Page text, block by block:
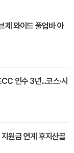
제 와이드 풀업바 아
인수 3년...코스·시
원금 연계 후지산골